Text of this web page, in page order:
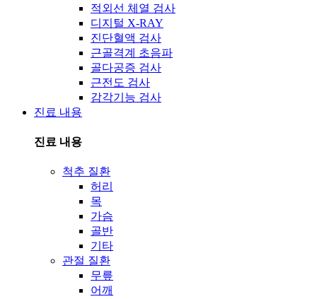
적외선 체열 검사
디지털 X-RAY
진단혈액 검사
근골격계 초음파
골다공증 검사
근전도 검사
감각기능 검사
진료 내용
진료 내용
척추 질환
허리
목
가슴
골반
기타
관절 질환
무릎
어깨